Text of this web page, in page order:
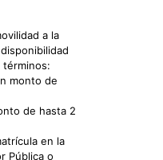
a la
términos:
monto de
de hasta 2
en la
Pública o